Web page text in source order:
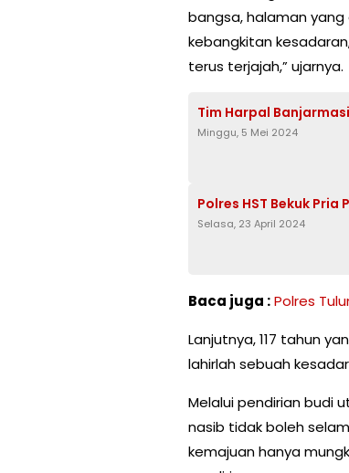
bangsa, halaman
kebangkitan
terus terjajah,” ujarnya.
Tim Harpal
Minggu, 5 Mei 2024
Polres HST Bekuk
Selasa, 23 April 2024
Baca juga :Polres
Lanjutnya, 117 tahun
lahirlah sebuah
Melalui pendirian budi
nasib tidak boleh
kemajuan hanya